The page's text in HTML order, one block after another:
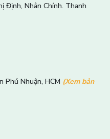
Định, Nhân Chính. Thanh
Phú Nhuận, HCM (Xem bản